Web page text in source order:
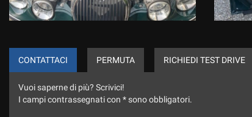
CONTATTACI PERMUTA RICHIEDI TEST DRIVE
Vuoi saperne di più? Scrivici!
I campi contrassegnati con * sono obbligatori.